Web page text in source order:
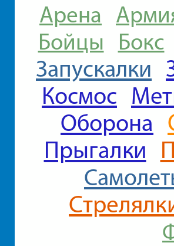
Арена
Бойцы
Бокс
Запускалки
Космос
Оборона
Прыгалки